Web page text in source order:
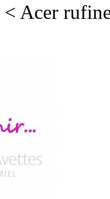
< Acer